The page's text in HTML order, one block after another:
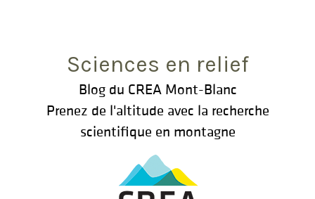
Sciences en relief
Blog du CREA Mont-Blanc
Prenez de l'altitude avec la recherche
scientifique en montagne